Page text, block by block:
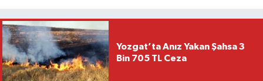
Yozgat’ta Anız Yakan Şahsa 3
Bin 705 TL Ceza